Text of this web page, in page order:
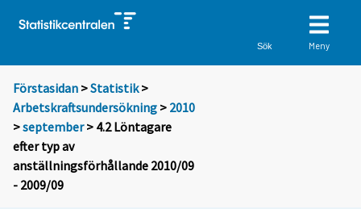
Sök Meny
Förstasidan >Statistik >
Arbetskraftsundersökning > 2010
>september> 4.2 Löntagare
efter typ av
anställningsförhållande 2010/09
- 2009/09